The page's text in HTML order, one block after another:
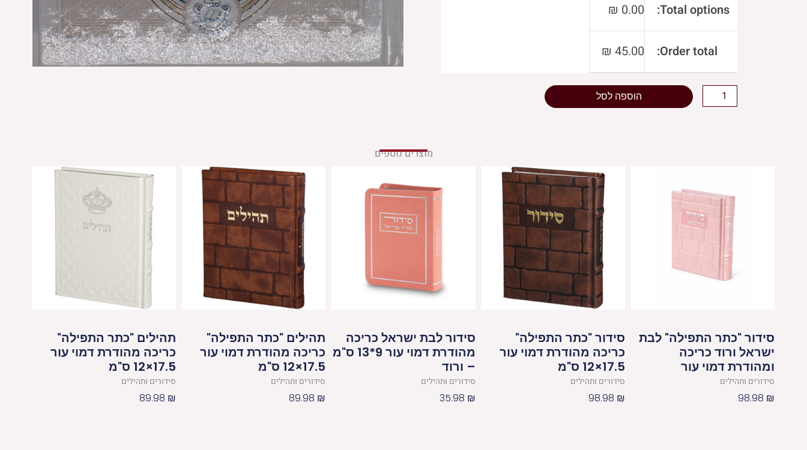
Total options:
0.00
₪
Order total:
45.00
₪
הוספה לסל
מוצרים נוספים
סידור "כתר התפילה" לבת
ישראל ורוד כריכה
ומהודרת דמוי עור
סידורים ותהילים
98.98 ₪
סידור "כתר התפילה"
כריכה מהודרת דמוי עור
17.5×12 ס"מ
סידורים ותהילים
98.98 ₪
סידור לבת ישראל כריכה
מהודרת דמוי עור 9*13 ס"מ
– ורוד
סידורים ותהילים
35.98 ₪
תהילים "כתר התפילה"
כריכה מהודרת דמוי עור
17.5×12 ס"מ
סידורים ותהילים
89.98 ₪
תהילים "כתר התפילה"
כריכה מהודרת דמוי עור
17.5×12 ס"מ
סידורים ותהילים
89.98 ₪